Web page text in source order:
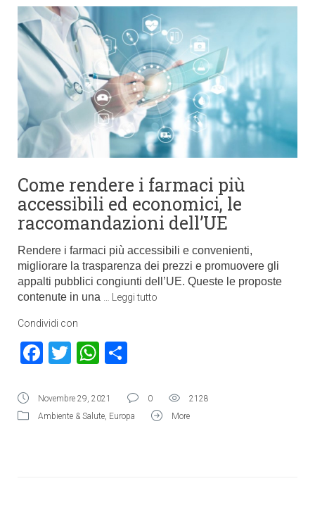
Come rendere i farmaci più
accessibili ed economici, le
raccomandazioni dell’UE
Rendere i farmaci più accessibili e convenienti,
migliorare la trasparenza dei prezzi e promuovere gli
appalti pubblici congiunti dell’UE. Queste le proposte
contenute in una
Leggi tutto
Condividi con
Facebook
TwitterWhatsApp
Novembre 29, 2021 0
2128
Ambiente & Salute, Europa More